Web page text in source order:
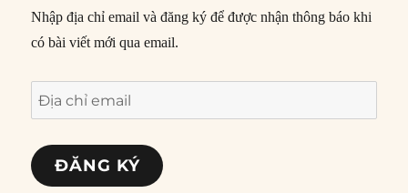
Nhập địa chỉ email và đăng ký để được nhận thông báo khi
có bài viết mới qua email.
Địa
chỉ
email
ĐĂNG KÝ